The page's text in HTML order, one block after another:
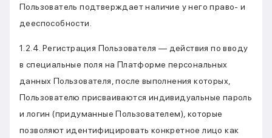
Пользователь подтверждает наличие у него право- и
дееспособности.
1.2.4. Регистрация Пользователя — действия по вводу
в специальные поля на Платформе персональных
данных Пользователя, после выполнения которых,
Пользователю присваиваются индивидуальные пароль
и логин (придуманные Пользователем), которые
позволяют идентифицировать конкретное лицо как